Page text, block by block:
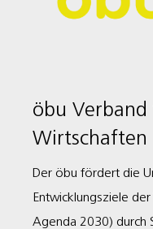
öbu
Wirtschaften
Der öbu fördert die
Entwicklungsziele der
Agenda 2030) durch